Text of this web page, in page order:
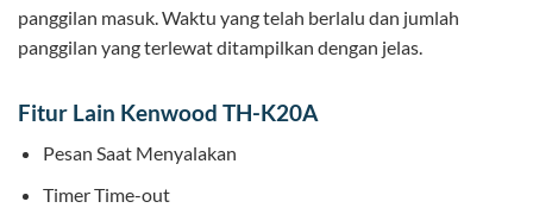
panggilan masuk. Waktu yang telah berlalu dan jumlah
panggilan yang terlewat ditampilkan dengan jelas.
Fitur Lain Kenwood TH-K20A
Pesan Saat Menyalakan
Timer Time-out